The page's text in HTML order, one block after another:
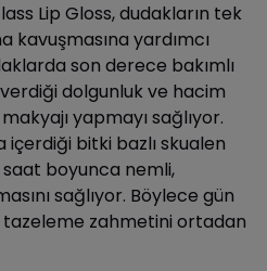
Lip Gloss, dudakların tek
kavuşmasına yardımcı
son derece bakımlı
dolgunluk ve hacim
yapmayı sağlıyor.
içerdiği bitki bazlı skualen
boyunca nemli,
sağlıyor. Böylece gün
tazeleme zahmetini ortadan